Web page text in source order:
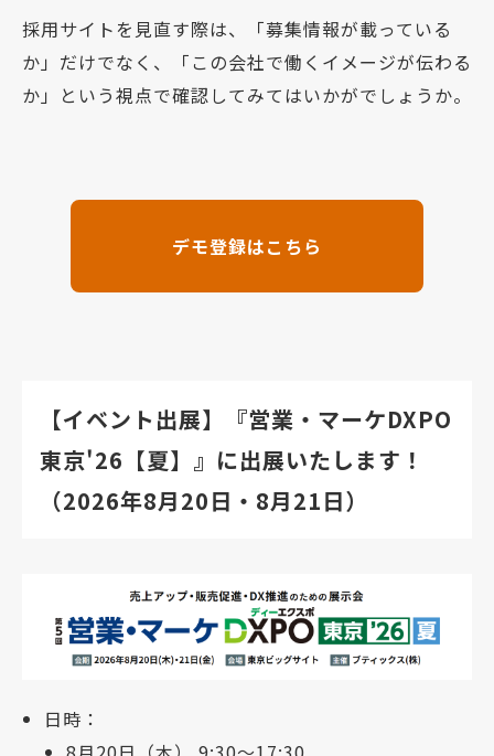
採用サイトを見直す際は、「募集情報が載っている
か」だけでなく、「この会社で働くイメージが伝わる
か」という視点で確認してみてはいかがでしょうか。
デモ登録はこちら
【イベント出展】『営業・マーケDXPO
東京'26【夏】』に出展いたします！
（2026年8月20日・8月21日）
日時：